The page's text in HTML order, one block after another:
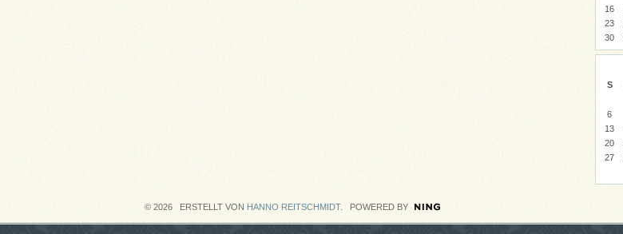
16
23
30
S
6
13
20
27
© 2026 ERSTELLT VON HANNO REITSCHMIDT. POWERED BY